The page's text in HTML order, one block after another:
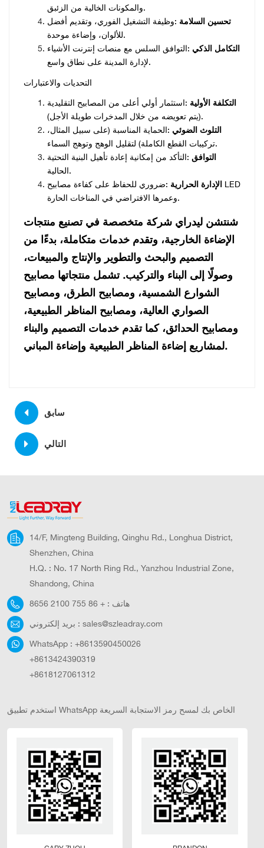
والمكونات الخالية من الزئبق.
تحسين السلامة :وظيفة التشغيل الفوري، وتقديم أفضل
للألوان، وإضاءة موحدة.
التكامل الذكي :التوافق السلس مع منصات إنترنت الأشياء
لإدارة المدينة على نطاق واسع.
التحديات والاعتبارات
التكلفة الأولية :استثمار أولي أعلى من المصابيح التقليدية
(يتم تعويضه من خلال المدخرات طويلة الأجل).
التلوث الضوئي :الحماية المناسبة (على سبيل المثال،
تركيبات القطع الكاملة) لتقليل الوهج وتوهج السماء.
التوافق :التأكد من إمكانية إعادة تأهيل البنية التحتية
الحالية.
الإدارة الحرارية :ضروري للحفاظ على كفاءة مصابيح LED
وعمرها الافتراضي في المناخات الحارة.
شنتشن ليدراي شركة متخصصة في تصنيع منتجات
الإضاءة الخارجية، وتقدم خدمات متكاملة، بدءًا من
التصميم والبحث والتطوير والإنتاج والمبيعات،
وصولًا إلى البناء والتركيب. تشمل منتجاتها مصابيح
الشوارع الشمسية، ومصابيح الطرق، ومصابيح
الصواري العالية، ومصابيح المناظر الطبيعية،
ومصابيح الحدائق، كما تقدم خدمات التصميم والبناء
لمشاريع إضاءة المناظر الطبيعية وإضاءة المباني.
سابق
التالي
14/F, Mingteng Building, Qinghu Rd., Longhua District,
Shenzhen, China
H.Q. : No. 17 North Ring Rd., Yanzhou Industrial Zone,
Shandong, China
هاتف : + 86 755 2100 8656
بريد إلكتروني : sales@szleadray.com
WhatsApp : +8613590450026
+8613424390319
+8618127061312
استخدم تطبيق WhatsApp الخاص بك لمسح رمز الاستجابة السريعة